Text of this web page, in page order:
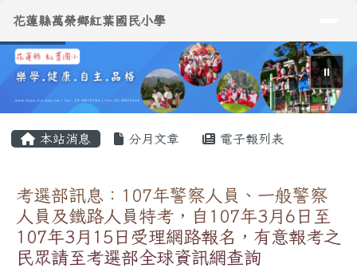
花蓮縣萬榮鄉紅葉國民小學
導覽列
花蓮縣萬榮鄉紅葉國民小學
⏸
本站消息 分月文章 電子報列表
考選部訊息：107年警察人員、一般警察
人員及鐵路人員特考，自107年3月6日至
107年3月15日受理網路報名，有意報考之
民眾請至考選部全球資訊網查詢